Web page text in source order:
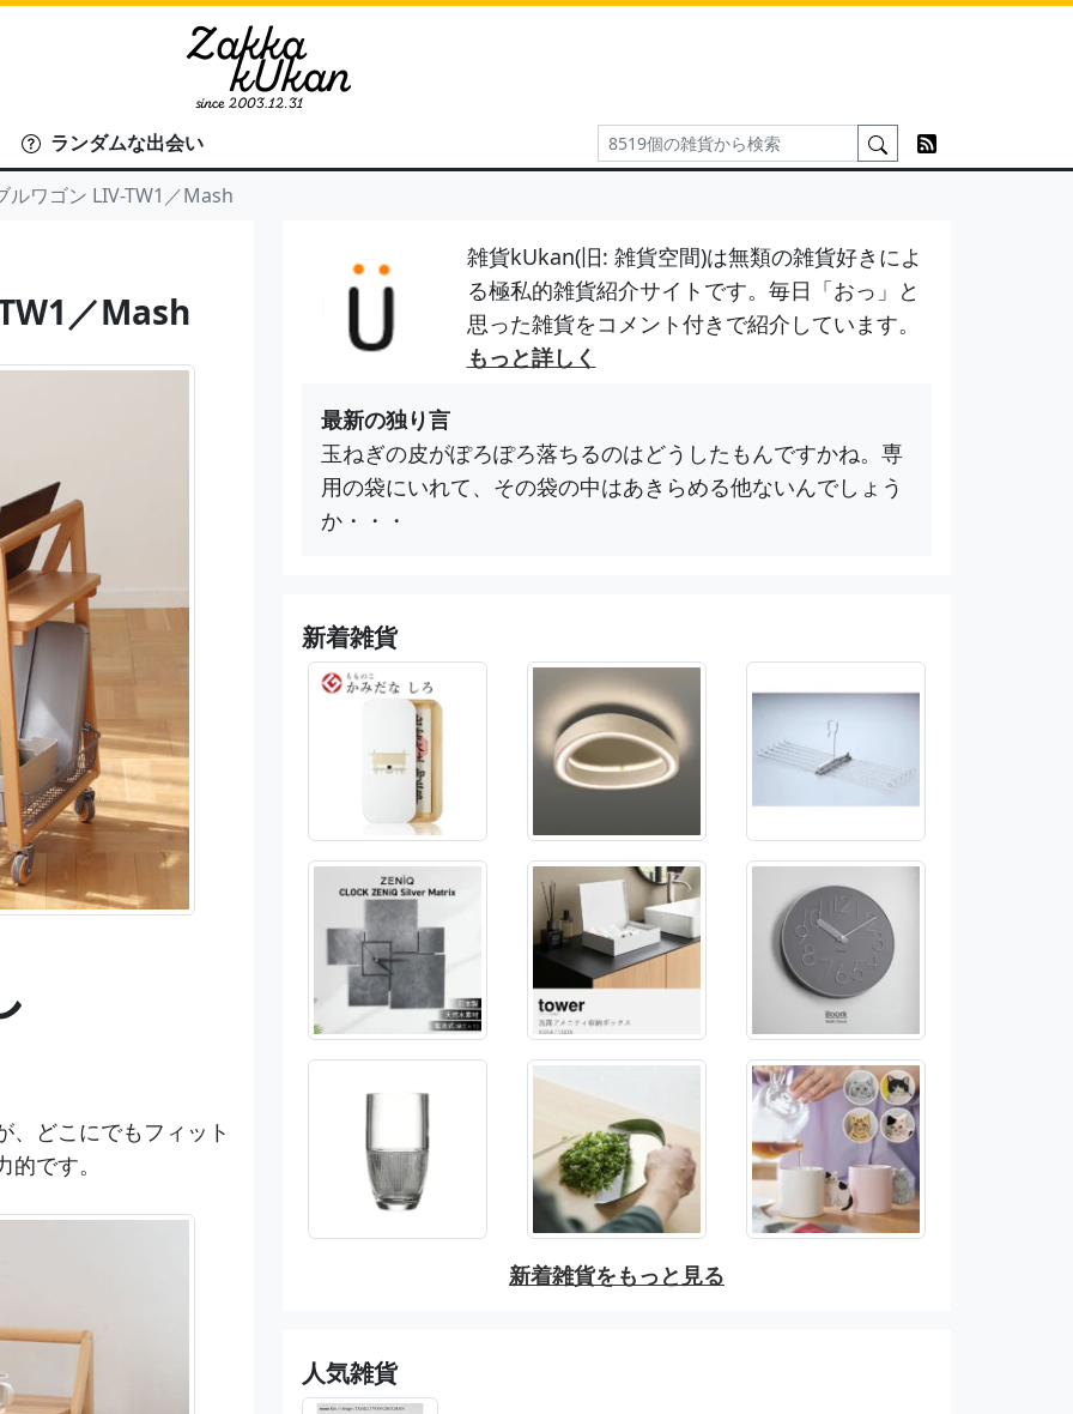
ランダムな出会い
ルワゴン LIV-TW1／Mash
／Mash
、どこにでもフィット
です。
雑貨kUkan(旧: 雑貨空間)は無類の雑貨好きによ
る極私的雑貨紹介サイトです。毎日「おっ」と
思った雑貨をコメント付きで紹介しています。
もっと詳しく
最新の独り言
玉ねぎの皮がぽろぽろ落ちるのはどうしたもんですかね。専
用の袋にいれて、その袋の中はあきらめる他ないんでしょう
か・・・
新着雑貨
新着雑貨をもっと見る
人気雑貨